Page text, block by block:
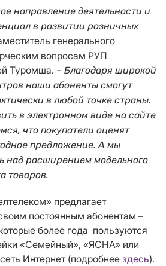
направление деятельности и
в развитии розничных
генерального
вопросам РУП
Туромша. – Благодаря широкой
наши абоненты смогут
в любой точке страны.
в электронном виде на сайте
что покупатели оценят
предложение. А мы
над расширением модельного
товаров.
предлагает
постоянным абонентам –
более года пользуются
«Семейный», «ЯСНА» или
Интернет (подробнее здесь).